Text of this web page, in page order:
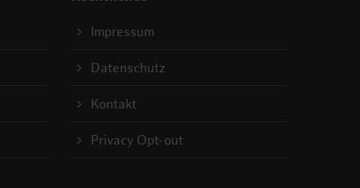
Impressum
Datenschutz
Kontakt
Privacy Opt-out